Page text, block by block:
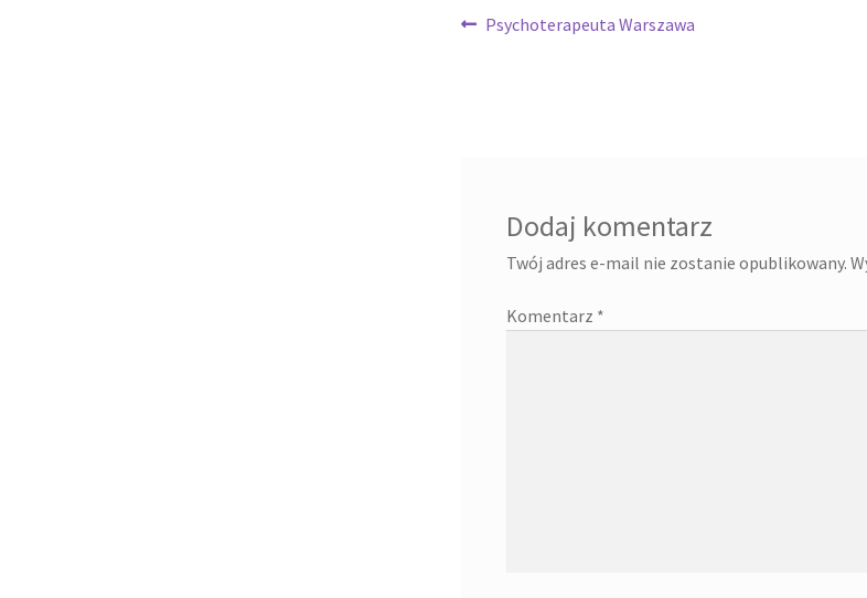
Nawigacja
Poprzedni
Psychoterapeuta Warszawa
Dodaj komentarz
Twój adres e-mail nie zostanie opublikowany.
Komentarz *